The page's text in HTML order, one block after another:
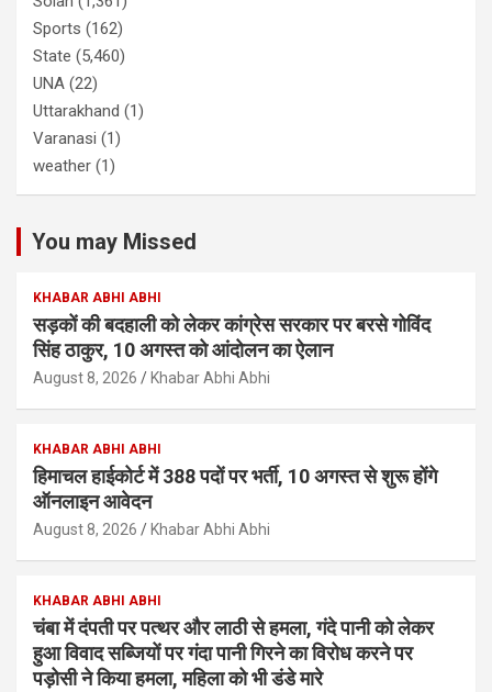
Sports (162)
State (5,460)
UNA (22)
Uttarakhand (1)
Varanasi (1)
weather (1)
You may Missed
KHABAR ABHI ABHI
सड़कों की बदहाली को लेकर कांग्रेस सरकार पर बरसे गोविंद
सिंह ठाकुर, 10 अगस्त को आंदोलन का ऐलान
August 8, 2026 Khabar Abhi Abhi
KHABAR ABHI ABHI
हिमाचल हाईकोर्ट में 388 पदों पर भर्ती, 10 अगस्त से शुरू होंगे
ऑनलाइन आवेदन
August 8, 2026 Khabar Abhi Abhi
KHABAR ABHI ABHI
चंबा में दंपती पर पत्थर और लाठी से हमला, गंदे पानी को लेकर
हुआ विवाद सब्जियों पर गंदा पानी गिरने का विरोध करने पर
पड़ोसी ने किया हमला, महिला को भी डंडे मारे